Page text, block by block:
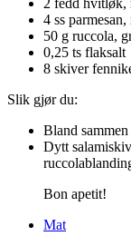
4 ss parmesan,
50 g ruccola,
0,25 ts flaksalt
8 skiver
Slik gjør du:
Bland
Dytt
Bon apetit!
Mat